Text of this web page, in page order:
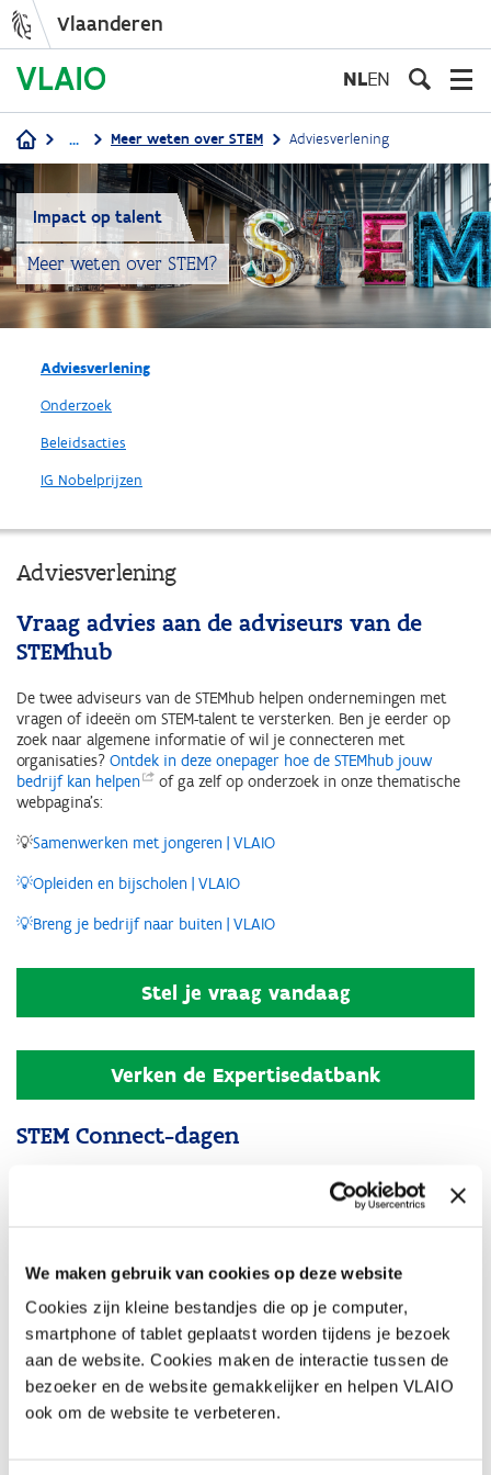
We maken gebruik van cookies op deze website
Cookies zijn kleine bestandjes die op je computer,
smartphone of tablet geplaatst worden tijdens je bezoek
aan de website. Cookies maken de interactie tussen de
bezoeker en de website gemakkelijker en helpen VLAIO
ook om de website te verbeteren.
inhoud
gaan
Vlaanderen
NLEN
Kruimelpad
... Meer weten over STEM Adviesverlening
Impact op talent
Meer weten over STEM?
Adviesverlening
Onderzoek
Beleidsacties
IG Nobelprijzen
Adviesverlening
Vraag advies aan de adviseurs van de
STEMhub
De twee adviseurs van de STEMhub helpen ondernemingen met
vragen of ideeën om STEM-talent te versterken. Ben je eerder op
zoek naar algemene informatie of wil je connecteren met
organisaties? Ontdek in deze onepager hoe de STEMhub jouw
bedrijf kan helpen
of ga zelf op onderzoek in onze thematische
webpagina's:
💡Samenwerken met jongeren | VLAIO
💡Opleiden en bijscholen | VLAIO
💡Breng je bedrijf naar buiten | VLAIO
Stel je vraag vandaag
Verken de Expertisedatbank
STEM Connect-dagen
Op regelmatige basis organiseert VLAIO (online) STEM-Connect-
dagen. Tijdens een gesprek van 30 à 45 minuten krijg je persoonlijk